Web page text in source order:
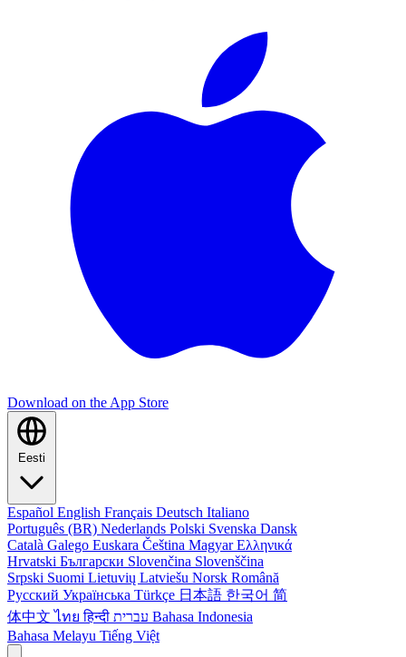
Download on the App Store
Eesti
Español English Français Deutsch Italiano
Português (BR) Nederlands Polski Svenska Dansk
Català Galego Euskara Čeština MagyarΕλληνικά
Hrvatski Български Slovenčina Slovenščina
Srpski Suomi Lietuvių Latviešu Norsk Română
Русский Українська Türkçe 日本語 한국어 简
体中文ไทยहिन्दी
Bahasa Indonesia
Bahasa Melayu Tiếng Việt